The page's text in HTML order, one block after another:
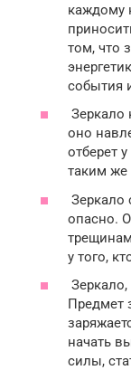
каждому
том, что
события
Зеркало
оно
отберет
таким же
Зеркало
опасно.
у того,
Предмет
начать
силы,